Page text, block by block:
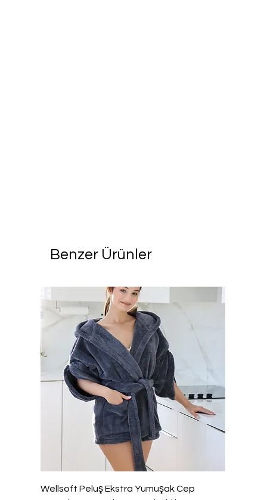
Benzer Ürünler
Wellsoft Peluş Ekstra Yumuşak Cep